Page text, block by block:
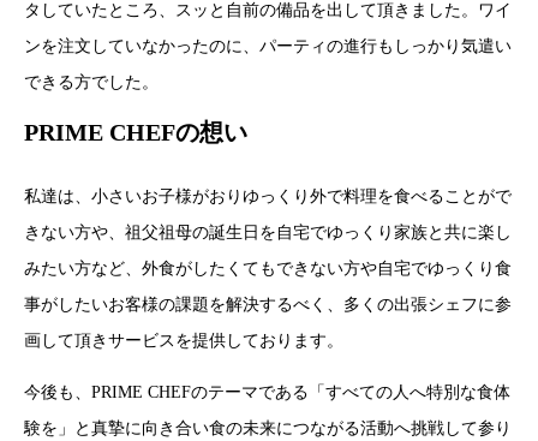
タしていたところ、スッと自前の備品を出して頂きました。ワイ
ンを注文していなかったのに、パーティの進行もしっかり気遣い
できる方でした。
PRIME CHEFの想い
私達は、小さいお子様がおりゆっくり外で料理を食べることがで
きない方や、祖父祖母の誕生日を自宅でゆっくり家族と共に楽し
みたい方など、外食がしたくてもできない方や自宅でゆっくり食
事がしたいお客様の課題を解決するべく、多くの出張シェフに参
画して頂きサービスを提供しております。
今後も、PRIME CHEFのテーマである「すべての人へ特別な食体
験を」と真摯に向き合い食の未来につながる活動へ挑戦して参り